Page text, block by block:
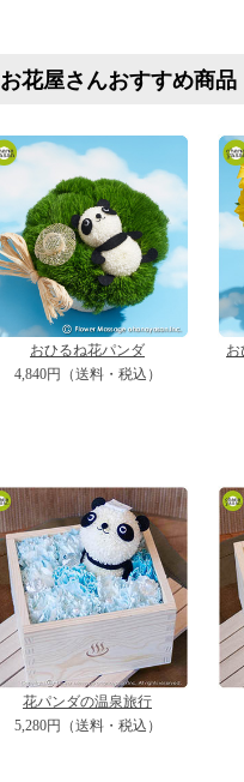
お花屋さんおすすめ商品
おひるね花パンダ
4,840円（送料・税込）
花パンダの温泉旅行
5,280円（送料・税込）